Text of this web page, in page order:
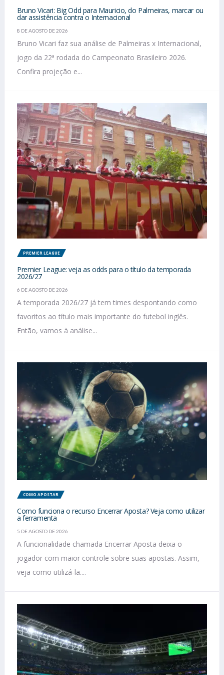
Bruno Vicari: Big Odd para Mauricio, do Palmeiras, marcar ou
dar assistência contra o Internacional
8 DE AGOSTO DE 2026
Bruno Vicari faz sua análise de Palmeiras x Internacional,
jogo da 22ª rodada do Campeonato Brasileiro 2026.
Confira projeção e...
PREMIER LEAGUE
Premier League: veja as odds para o título da temporada
2026/27
6 DE AGOSTO DE 2026
A temporada 2026/27 já tem times despontando como
favoritos ao título mais importante do futebol inglês.
Então, vamos à análise...
COMO APOSTAR
Como funciona o recurso Encerrar Aposta? Veja como utilizar
a ferramenta
5 DE AGOSTO DE 2026
A funcionalidade chamada Encerrar Aposta deixa o
jogador com maior controle sobre suas apostas. Assim,
veja como utilizá-la....